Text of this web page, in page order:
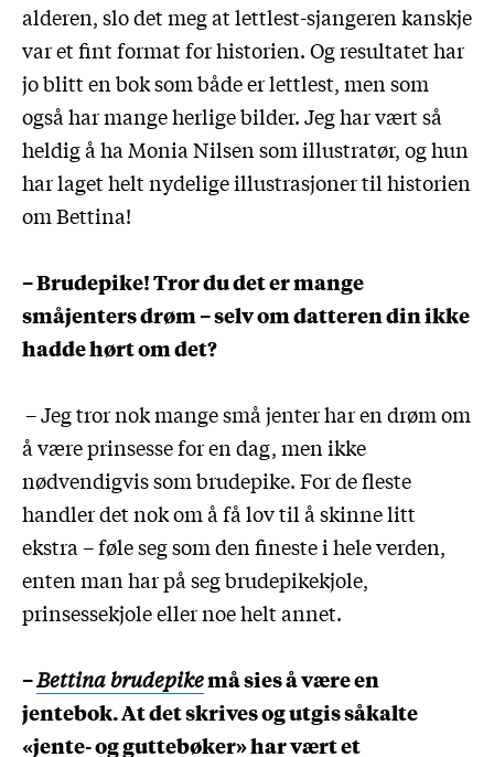
alderen, slo det meg at lettlest-sjangeren kanskje
var et fint format for historien. Og resultatet har
jo blitt en bok som både er lettlest, men som
også har mange herlige bilder. Jeg har vært så
heldig å ha Monia Nilsen som illustratør, og hun
har laget helt nydelige illustrasjoner til historien
om Bettina!
– Brudepike! Tror du det er mange
småjenters drøm – selv om datteren din ikke
hadde hørt om det?
– Jeg tror nok mange små jenter har en drøm om
å være prinsesse for en dag, men ikke
nødvendigvis som brudepike. For de fleste
handler det nok om å få lov til å skinne litt
ekstra – føle seg som den fineste i hele verden,
enten man har på seg brudepikekjole,
prinsessekjole eller noe helt annet.
–Bettina brudepikemå sies å være en
jentebok. At det skrives og utgis såkalte
«jente- og guttebøker» har vært et